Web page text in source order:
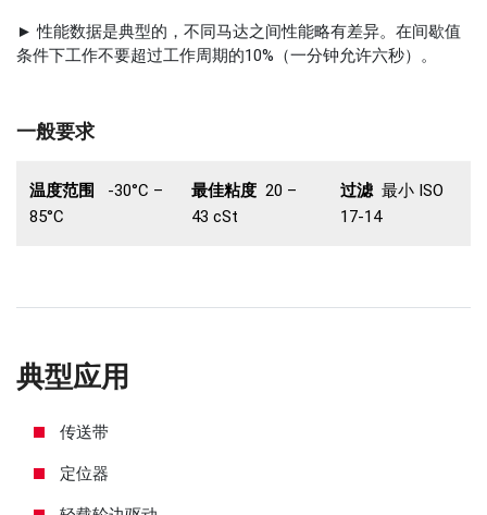
► 性能数据是典型的，不同马达之间性能略有差异。在间歇值
条件下工作不要超过工作周期的10%（一分钟允许六秒）。
一般要求
温度范围
-30°C –
85°C
最佳粘度 20 –
43 cSt
过滤 最小 ISO
17-14
典型应用
传送带
定位器